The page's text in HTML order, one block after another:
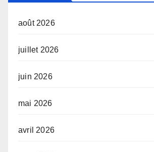
août 2026
juillet 2026
juin 2026
mai 2026
avril 2026